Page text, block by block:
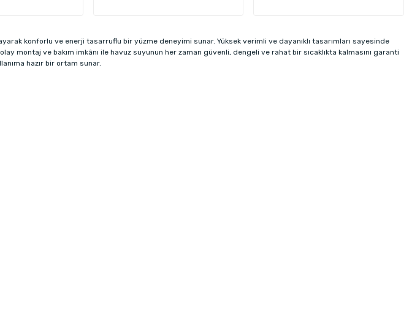
konforlu ve enerji tasarruflu bir yüzme deneyimi sunar. Yüksek verimli ve dayanıklı tasarımları sayesinde
montaj ve bakım imkânı ile havuz suyunun her zaman güvenli, dengeli ve rahat bir sıcaklıkta kalmasını garanti
hazır bir ortam sunar.